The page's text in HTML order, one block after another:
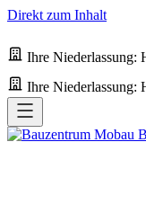
Direkt zum Inhalt
Ihre Niederlassung:
Ihre Niederlassung: